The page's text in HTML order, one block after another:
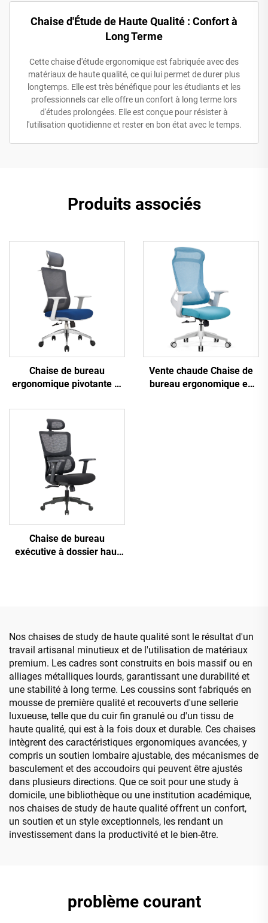
Chaise d'Étude de Haute Qualité : Confort à
Long Terme
Cette chaise d'étude ergonomique est fabriquée avec des
matériaux de haute qualité, ce qui lui permet de durer plus
longtemps. Elle est très bénéfique pour les étudiants et les
professionnels car elle offre un confort à long terme lors
d'études prolongées. Elle est conçue pour résister à
l'utilisation quotidienne et rester en bon état avec le temps.
Produits associés
Chaise de bureau
ergonomique pivotante et
pour tâches informatiques
Vente chaude Chaise de
bureau ergonomique en
Chaise de bureau
exécutive à dossier haut
Nos chaises de study de haute qualité sont le résultat d'un
travail artisanal minutieux et de l'utilisation de matériaux
premium. Les cadres sont construits en bois massif ou en
alliages métalliques lourds, garantissant une durabilité et
une stabilité à long terme. Les coussins sont fabriqués en
mousse de première qualité et recouverts d'une sellerie
luxueuse, telle que du cuir fin granulé ou d'un tissu de
haute qualité, qui est à la fois doux et durable. Ces chaises
intègrent des caractéristiques ergonomiques avancées, y
compris un soutien lombaire ajustable, des mécanismes de
basculement et des accoudoirs qui peuvent être ajustés
dans plusieurs directions. Que ce soit pour une study à
domicile, une bibliothèque ou une institution académique,
nos chaises de study de haute qualité offrent un confort,
un soutien et un style exceptionnels, les rendant un
investissement dans la productivité et le bien-être.
problème courant